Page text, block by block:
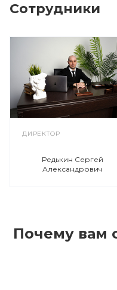
Сотрудники
ДИРЕКТОР
Редькин Сергей
Александрович
Почему вам